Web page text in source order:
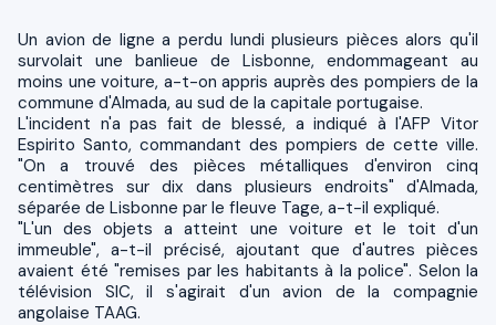
Un avion de ligne a perdu lundi plusieurs pièces alors qu'il
survolait une banlieue de Lisbonne, endommageant au
moins une voiture, a-t-on appris auprès des pompiers de la
commune d'Almada, au sud de la capitale portugaise.
L'incident n'a pas fait de blessé, a indiqué à l'AFP Vitor
Espirito Santo, commandant des pompiers de cette ville.
"On a trouvé des pièces métalliques d'environ cinq
centimètres sur dix dans plusieurs endroits" d'Almada,
séparée de Lisbonne par le fleuve Tage, a-t-il expliqué.
"L'un des objets a atteint une voiture et le toit d'un
immeuble", a-t-il précisé, ajoutant que d'autres pièces
avaient été "remises par les habitants à la police". Selon la
télévision SIC, il s'agirait d'un avion de la compagnie
angolaise TAAG.